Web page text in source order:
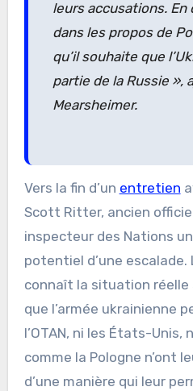
leurs accusations. En
dans les propos de
qu’il souhaite que
partie de la Russie »,
Mearsheimer.
Vers la fin d’un entretien
Scott Ritter, ancien
inspecteur des Nations
potentiel d’une
connaît la situation
que l’armée ukrainienne
l’OTAN, ni les États-Unis,
comme la Pologne n’ont
d’une manière qui leur